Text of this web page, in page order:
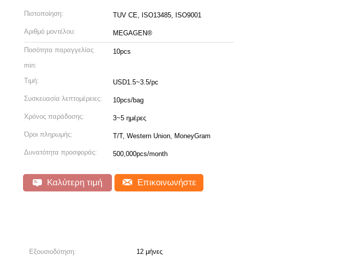
Πιστοποίηση: TUV CE, ISO13485, ISO9001
Αριθμό μοντέλου: MEGAGEN®
Ποσότητα παραγγελίας
min:
10pcs
Τιμή: USD1.5~3.5/pc
Συσκευασία λεπτομέρειες: 10pcs/bag
Χρόνος παράδοσης: 3~5 ημέρες
Όροι πληρωμής: T/T, Western Union, MoneyGram
Δυνατότητα προσφοράς: 500,000pcs/month
Καλύτερη τιμή Επικοινωνήστε
Εξουσιοδότηση:
12 μήνες